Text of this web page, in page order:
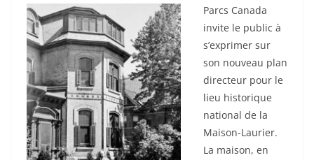
Parcs Canada
invite le public à
s’exprimer sur
son nouveau plan
directeur pour le
lieu historique
national de la
Maison-Laurier.
La maison, en